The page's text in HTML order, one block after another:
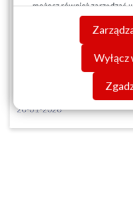
możesz również zarządzać
swojej przeglądarki.
danych znajdziesz w
Wyłącz
20-01-2026